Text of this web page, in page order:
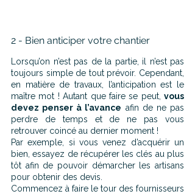
2 - Bien anticiper votre chantier
Lorsqu’on n’est pas de la partie, il n’est pas
toujours simple de tout prévoir. Cependant,
en matière de travaux, l’anticipation est le
maître mot ! Autant que faire se peut, vous
devez penser à l’avance afin de ne pas
perdre de temps et de ne pas vous
retrouver coincé au dernier moment !
Par exemple, si vous venez d’acquérir un
bien, essayez de récupérer les clés au plus
tôt afin de pouvoir démarcher les artisans
pour obtenir des devis.
Commencez à faire le tour des fournisseurs